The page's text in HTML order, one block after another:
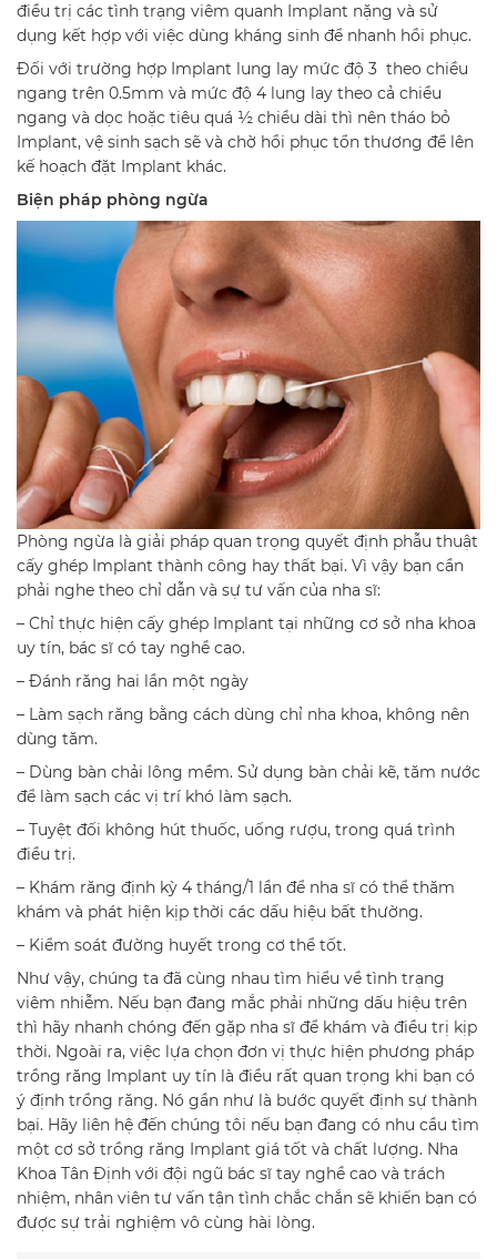
điều trị các tình trạng viêm quanh Implant nặng và sử
dụng kết hợp với việc dùng kháng sinh để nhanh hồi phục.
Đối với trường hợp Implant lung lay mức độ 3 theo chiều
ngang trên 0.5mm và mức độ 4 lung lay theo cả chiều
ngang và dọc hoặc tiêu quá ½ chiều dài thì nên tháo bỏ
Implant, vệ sinh sạch sẽ và chờ hồi phục tổn thương để lên
kế hoạch đặt Implant khác.
Biện pháp phòng ngừa
Phòng ngừa là giải pháp quan trọng quyết định phẫu thuật
cấy ghép Implant thành công hay thất bại. Vì vậy bạn cần
phải nghe theo chỉ dẫn và sự tư vấn của nha sĩ:
– Chỉ thực hiện cấy ghép Implant tại những cơ sở nha khoa
uy tín, bác sĩ có tay nghề cao.
– Đánh răng hai lần một ngày
– Làm sạch răng bằng cách dùng chỉ nha khoa, không nên
dùng tăm.
– Dùng bàn chải lông mềm. Sử dụng bàn chải kẽ, tăm nước
để làm sạch các vị trí khó làm sạch.
– Tuyệt đối không hút thuốc, uống rượu, trong quá trình
điều trị.
– Khám răng định kỳ 4 tháng/1 lần để nha sĩ có thể thăm
khám và phát hiện kịp thời các dấu hiệu bất thường.
– Kiểm soát đường huyết trong cơ thể tốt.
Như vậy, chúng ta đã cùng nhau tìm hiểu về tình trạng
viêm nhiễm. Nếu bạn đang mắc phải những dấu hiệu trên
thì hãy nhanh chóng đến gặp nha sĩ để khám và điều trị kịp
thời. Ngoài ra, việc lựa chọn đơn vị thực hiện phương pháp
trồng răng Implant uy tín là điều rất quan trọng khi bạn có
ý định trồng răng. Nó gần như là bước quyết định sự thành
bại. Hãy liên hệ đến chúng tôi nếu bạn đang có nhu cầu tìm
một cơ sở trồng răng Implant giá tốt và chất lượng. Nha
Khoa Tân Định với đội ngũ bác sĩ tay nghề cao và trách
nhiệm, nhân viên tư vấn tận tình chắc chắn sẽ khiến bạn có
được sự trải nghiệm vô cùng hài lòng.